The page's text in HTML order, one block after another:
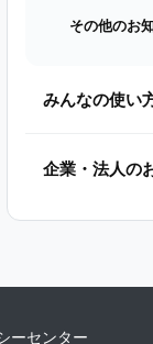
その他のお
みんなの使い
企業・法人の
ーセンター